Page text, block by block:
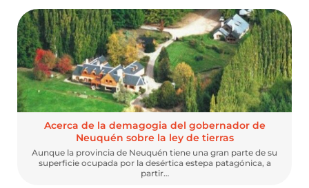
Acerca de la demagogia del gobernador de
Neuquén sobre la ley de tierras
Aunque la provincia de Neuquén tiene una gran parte de su
superficie ocupada por la desértica estepa patagónica, a
partir…